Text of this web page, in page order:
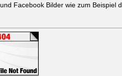
Facebook Bilder wie zum Beispiel